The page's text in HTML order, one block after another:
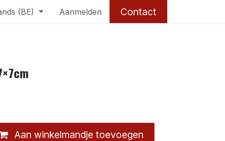
(BE) Aanmelden Contact
Aan winkelmandje toevoegen